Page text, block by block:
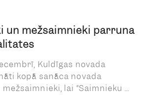
un mežsaimnieki pārrunā
Kuldīgas novada
kopā sanāca novada
lai “Saimnieku ...